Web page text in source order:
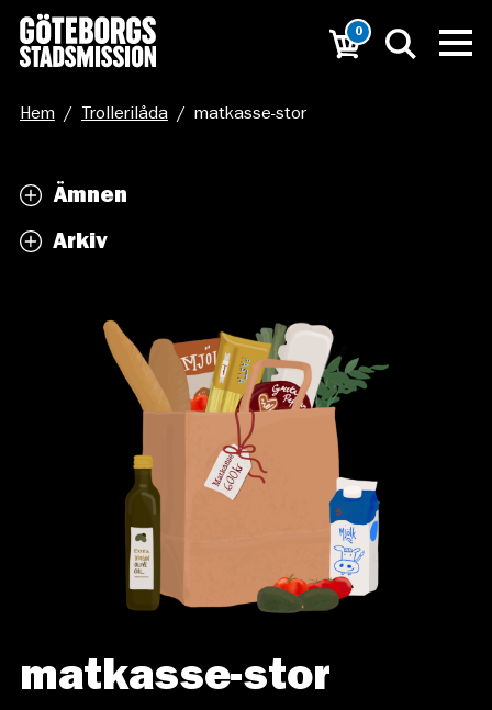
0
Hem / Trollerilåda / matkasse-stor
Ämnen
Arkiv
matkasse-stor